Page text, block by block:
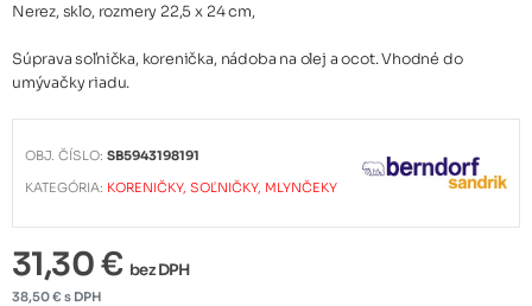
Nerez, sklo, rozmery 22,5 x 24 cm,
Súprava soľnička, korenička, nádoba na olej a ocot. Vhodné do
umývačky riadu.
OBJ. ČÍSLO:SB5943198191
KATEGÓRIA: KORENIČKY, SOĽNIČKY, MLYNČEKY
31,30 € bez DPH
38,50 € s DPH